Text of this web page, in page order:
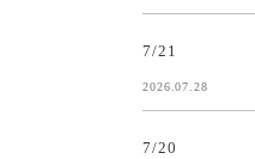
7/21
2026.07.28
7/20